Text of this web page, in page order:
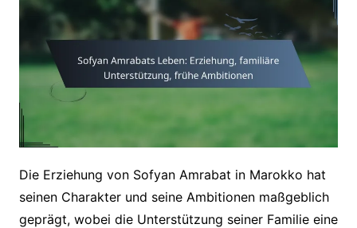
Die Erziehung von Sofyan Amrabat in Marokko hat
seinen Charakter und seine Ambitionen maßgeblich
geprägt, wobei die Unterstützung seiner Familie eine